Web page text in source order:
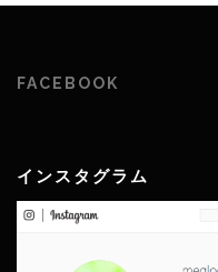
FACEBOOK
インスタグラム